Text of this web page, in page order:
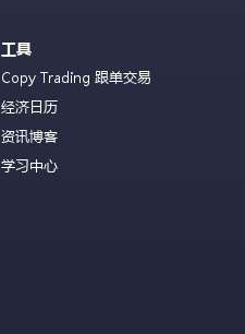
工具
Copy Trading 跟单交易
经济日历
资讯博客
学习中心